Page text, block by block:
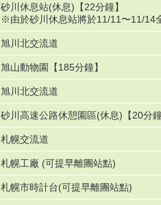
砂川休息站(休息)【22分鐘】
※由於砂川休息站將於11/11〜11/14
旭川北交流道
旭山動物園【185分鐘】
旭川北交流道
砂川高速公路休憩園區(休息)【20分鐘
札幌交流道
札幌工廠 (可提早離團站點)
札幌市時計台(可提早離團站點)